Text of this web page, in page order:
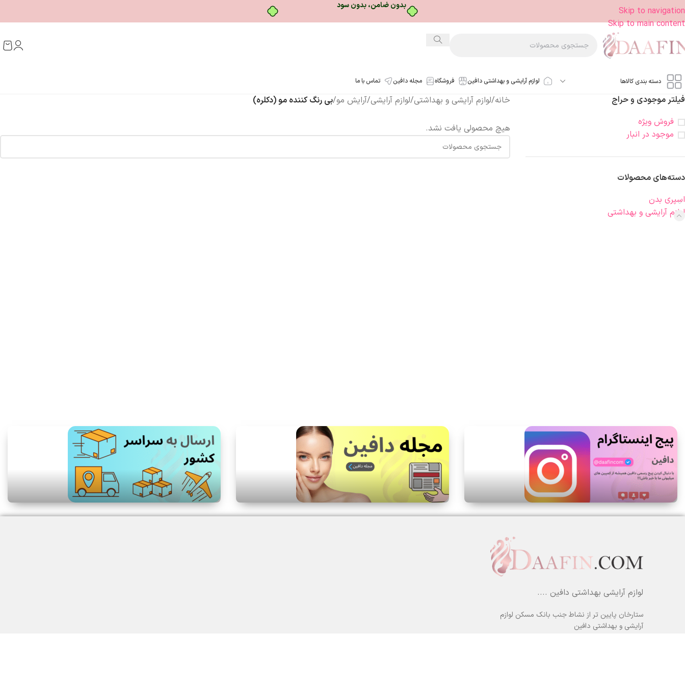
بدون ضامن، بدون سود
Skip to navigation
Skip to main content
دسته بندی کالاها لوازم آرایشی و بهداشتی دافین فروشگاه مجله دافین تماس با ما
فیلتر موجودی و حراج
فروش ویژه
موجود در انبار
دسته‌های محصولات
اسپری بدن
لوازم آرایشی و بهداشتی
خانه/لوازم آرایشی و بهداشتی/لوازم آرایشی/آرایش مو/بی رنگ کننده مو (دکلره)
هیچ محصولی یافت نشد.
لوازم آرایشی بهداشتی دافین ....
ستارخان پایین تر از نشاط جنب بانک مسکن لوازم
آرایشی و بهداشتی دافین